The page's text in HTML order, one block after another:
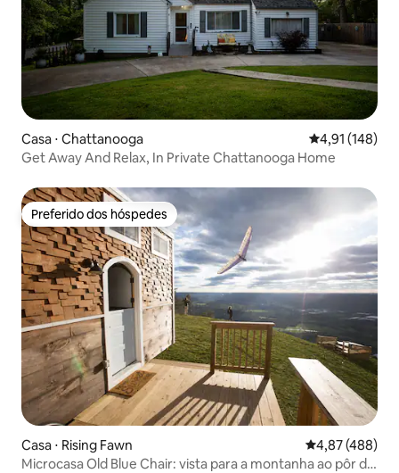
Casa ⋅ Chattanooga 4,91 de uma
4,91 (148)
Get Away And Relax, In Private Chattanooga Home
Preferido dos hóspedes
Preferido dos hóspedes
Casa ⋅ Rising Fawn 4,87 de uma
4,87 (488)
Microcasa Old Blue Chair: vista para a montanha ao pôr do